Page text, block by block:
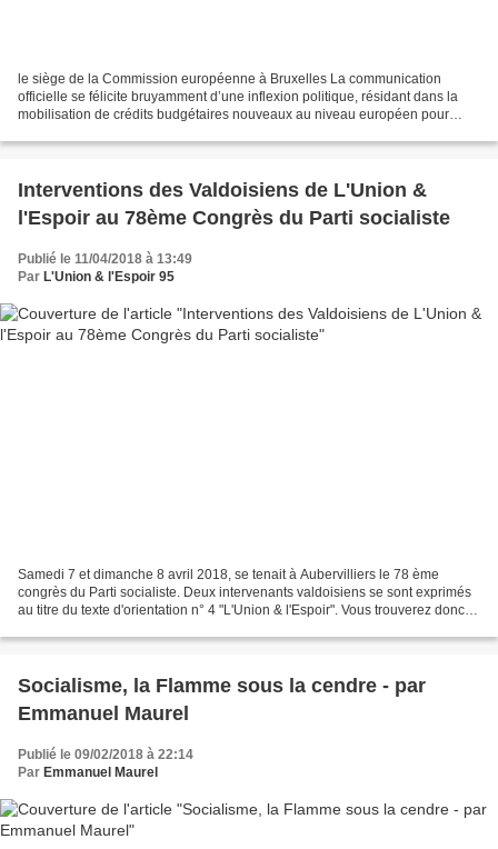
le siège de la Commission européenne à Bruxelles La communication
officielle se félicite bruyamment d’une inflexion politique, résidant dans la
mobilisation de crédits budgétaires nouveaux au niveau européen pour
Interventions des Valdoisiens de L'Union &
l'Espoir au 78ème Congrès du Parti socialiste
Publié le 11/04/2018 à 13:49
Par L'Union & l'Espoir 95
Samedi 7 et dimanche 8 avril 2018, se tenait à Aubervilliers le 78 ème
congrès du Parti socialiste. Deux intervenants valdoisiens se sont exprimés
au titre du texte d'orientation n° 4 "L'Union & l'Espoir". Vous trouverez donc ci
Socialisme, la Flamme sous la cendre - par
Emmanuel Maurel
Publié le 09/02/2018 à 22:14
Par Emmanuel Maurel